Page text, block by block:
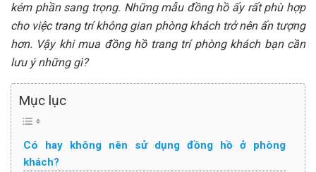
kém phần sang trọng. Những mẫu đồng hồ ấy rất phù hợp
cho việc trang trí không gian phòng khách trở nên ấn tượng
hơn. Vậy khi mua đồng hồ trang trí phòng khách bạn cần
lưu ý những gì?
Mục lục
Có hay không nên sử dụng đồng hồ ở phòng
khách?